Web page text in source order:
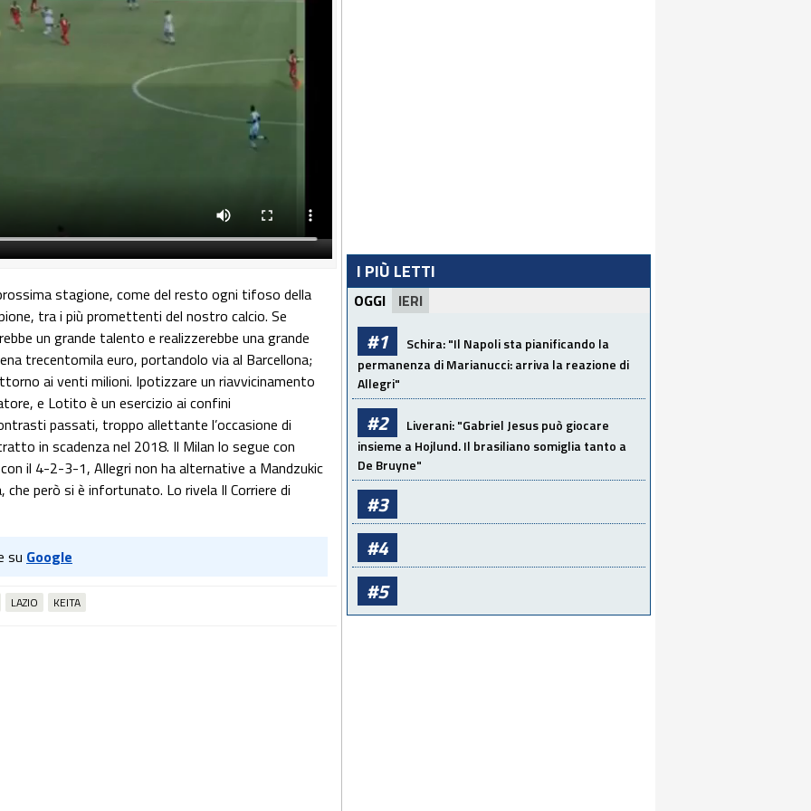
stagione, come del resto ogni tifoso della
tra i più promettenti del nostro calcio. Se
un grande talento e realizzerebbe una grande
trecentomila euro, portandolo via al Barcellona;
ai venti milioni. Ipotizzare un riavvicinamento
e Lotito è un esercizio ai confini
passati, troppo allettante l’occasione di
in scadenza nel 2018. Il Milan lo segue con
il 4-2-3-1, Allegri non ha alternative a Mandzukic
che però si è infortunato. Lo rivela Il Corriere di
su Google
LAZIO KEITA
I PIÙ LETTI
OGGI IERI
#1
Schira: "Il Napoli sta pianificando la
permanenza di Marianucci: arriva la reazione di
Allegri"
#2
Liverani: "Gabriel Jesus può giocare
insieme a Hojlund. Il brasiliano somiglia tanto a
De Bruyne"
#3
#4
#5